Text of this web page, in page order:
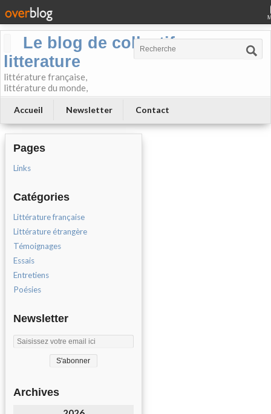
Le blog de collectif-
litterature
littérature française,
littérature du monde,
Accueil Newsletter Contact
Pages
Links
Catégories
Littérature française
Littérature étrangère
Témoignages
Essais
Entretiens
Poésies
Newsletter
Archives